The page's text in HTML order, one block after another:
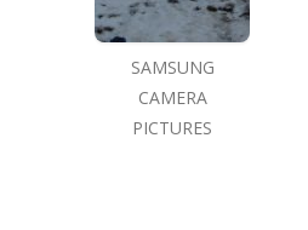
SAMSUNG
CAMERA
PICTURES